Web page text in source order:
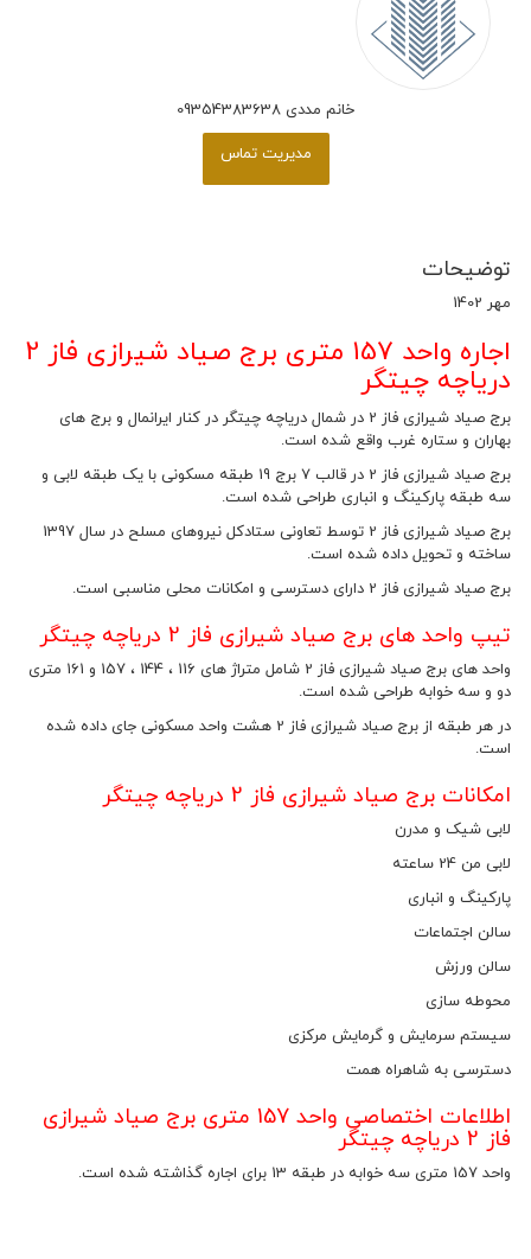
خانم مددی 09354383638
مدیریت تماس
توضیحات
مهر 1402
اجاره واحد 157 متری برج صیاد شیرازی فاز 2
دریاچه چیتگر
برج صیاد شیرازی فاز 2 در شمال دریاچه چیتگر در کنار ایرانمال و برج های
بهاران و ستاره غرب واقع شده است.
برج صیاد شیرازی فاز 2 در قالب 7 برج 19 طبقه مسکونی با یک طبقه لابی و
سه طبقه پارکینگ و انباری طراحی شده است.
برج صیاد شیرازی فاز 2 توسط تعاونی ستادکل نیروهای مسلح در سال 1397
ساخته و تحویل داده شده است.
برج صیاد شیرازی فاز 2 دارای دسترسی و امکانات محلی مناسبی است.
تیپ واحد های برج صیاد شیرازی فاز 2 دریاچه چیتگر
واحد های برج صیاد شیرازی فاز 2 شامل متراژ های 116 ، 144 ، 157 و 161 متری
دو و سه خوابه طراحی شده است.
در هر طبقه از برج صیاد شیرازی فاز 2 هشت واحد مسکونی جای داده شده
است.
امکانات برج صیاد شیرازی فاز 2 دریاچه چیتگر
لابی شیک و مدرن
لابی من 24 ساعته
پارکینگ و انباری
سالن اجتماعات
سالن ورزش
محوطه سازی
سیستم سرمایش و گرمایش مرکزی
دسترسی به شاهراه همت
اطلاعات اختصاصی واحد 157 متری برج صیاد شیرازی
فاز 2 دریاچه چیتگر
واحد 157 متری سه خوابه در طبقه 13 برای اجاره گذاشته شده است.